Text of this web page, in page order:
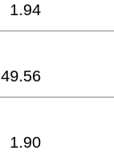
1.94
49.56
1.90